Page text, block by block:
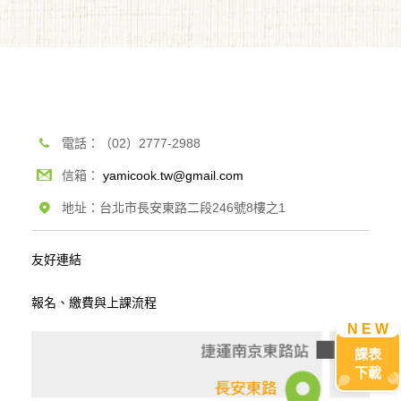
電話：（02）2777-2988
信箱： yamicook.tw@gmail.com
地址：台北市長安東路二段246號8樓之1
友好連結
報名、繳費與上課流程
課表
下載